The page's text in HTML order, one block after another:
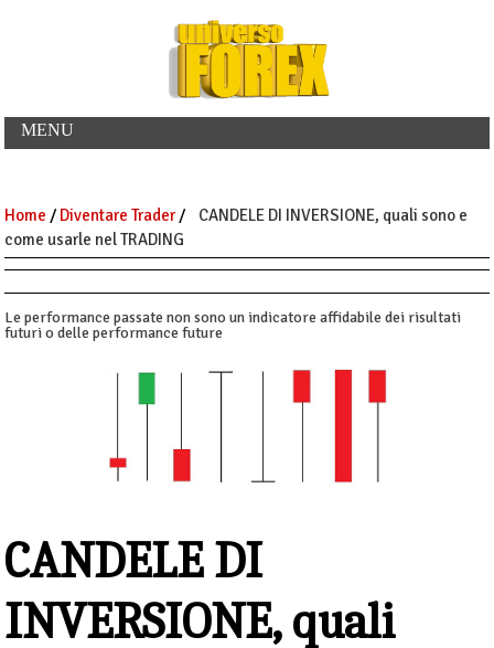
MENU
Home / Diventare Trader/
CANDELE DI INVERSIONE, quali sono e
come usarle nel TRADING
Le performance passate non sono un indicatore affidabile dei risultati
futuri o delle performance future
CANDELE DI
INVERSIONE, quali